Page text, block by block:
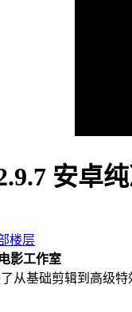
安卓
楼层
影工作室
从基础剪辑到高级特